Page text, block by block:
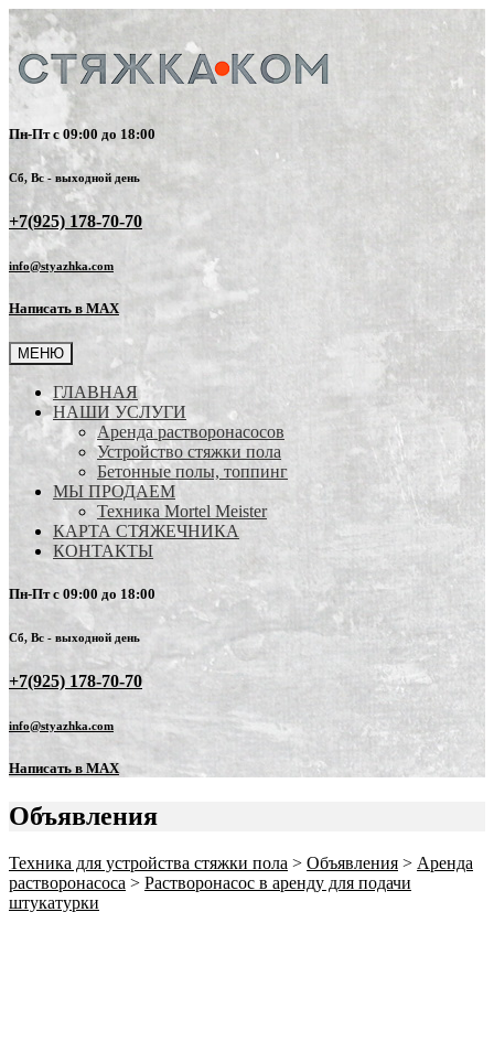
Пн-Пт с 09:00 до 18:00
Сб, Вс - выходной день
+7(925) 178-70-70
info@styazhka.com
Написать в MAX
МЕНЮ
ГЛАВНАЯ
НАШИ УСЛУГИ
Аренда растворонасосов
Устройство стяжки пола
Бетонные полы, топпинг
МЫ ПРОДАЕМ
Техника Mortel Meister
КАРТА СТЯЖЕЧНИКА
КОНТАКТЫ
Пн-Пт с 09:00 до 18:00
Сб, Вс - выходной день
+7(925) 178-70-70
info@styazhka.com
Написать в MAX
Объявления
Техника для устройства стяжки пола > Объявления > Аренда
растворонасоса > Растворонасос в аренду для подачи
штукатурки